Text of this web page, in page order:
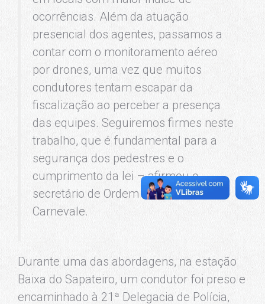
ocorrências. Além da atuação
presencial dos agentes, passamos a
contar com o monitoramento aéreo
por drones, uma vez que muitos
condutores tentam escapar da
fiscalização ao perceber a presença
das equipes. Seguiremos firmes neste
trabalho, que é fundamental para a
segurança dos pedestres e o
cumprimento da lei – afirmou o
secretário de Ordem Pública, Brenno
Carnevale.
Durante uma das abordagens, na estação
Baixa do Sapateiro, um condutor foi preso e
encaminhado à 21ª Delegacia de Polícia,